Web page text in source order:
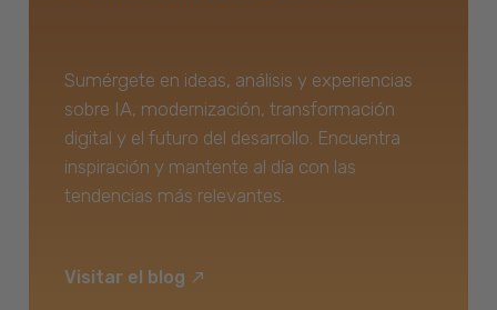
Sumérgete en ideas, análisis y experiencias
sobre IA, modernización, transformación
digital y el futuro del desarrollo. Encuentra
inspiración y mantente al día con las
tendencias más relevantes.
Visitar el blog